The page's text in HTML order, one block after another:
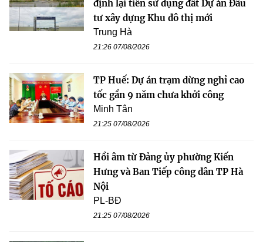
định lại tiền sử dụng đất Dự án Đầu
tư xây dựng Khu đô thị mới
Trung Hà
21:26 07/08/2026
TP Huế: Dự án trạm dừng nghỉ cao
tốc gần 9 năm chưa khởi công
Minh Tân
21:25 07/08/2026
Hồi âm từ Đảng ủy phường Kiến
Hưng và Ban Tiếp công dân TP Hà
Nội
PL-BĐ
21:25 07/08/2026